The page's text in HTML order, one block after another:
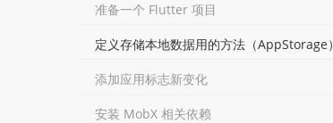
准备一个 Flutter 项目
定义存储本地数据用的方法（AppStorage）
添加应用标志新变化
安装 MobX 相关依赖